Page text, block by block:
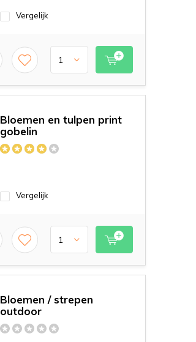
Vergelijk
Bloemen en tulpen print
gobelin
Vergelijk
Bloemen / strepen
outdoor